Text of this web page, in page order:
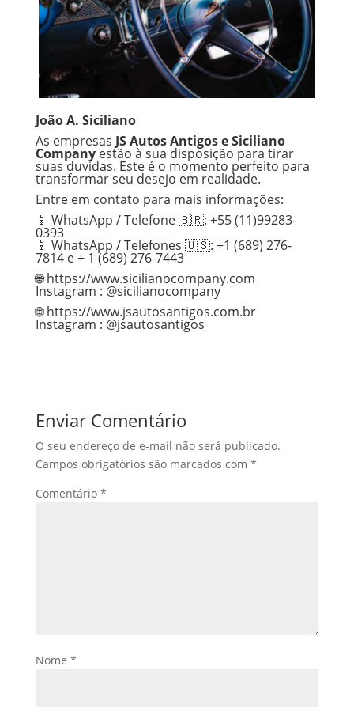
João A. Siciliano
As empresas JS Autos Antigos e Siciliano
Companyestão à sua disposição para tirar
suas duvidas. Este é o momento perfeito para
transformar seu desejo em realidade.
Entre em contato para mais informações:
📱 WhatsApp / Telefone 🇧🇷: +55 (11)99283-
0393
📱 WhatsApp / Telefones 🇺🇸: +1 (689) 276-
7814 e + 1 (689) 276-7443
🌐 https://www.sicilianocompany.com
Instagram : @sicilianocompany
🌐 https://www.jsautosantigos.com.br
Instagram : @jsautosantigos
Enviar Comentário
O seu endereço de e-mail não será publicado.
Campos obrigatórios são marcados com *
Comentário *
Nome *